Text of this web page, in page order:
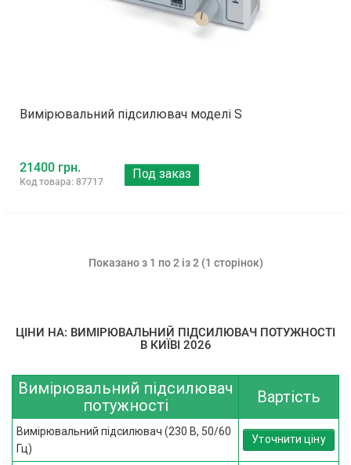
Вимірювальний підсилювач моделі S
21400 грн.
Код товара: 87717
Под заказ
Показано з 1 по 2 із 2 (1 сторінок)
ЦІНИ НА: ВИМІРЮВАЛЬНИЙ ПІДСИЛЮВАЧ ПОТУЖНОСТІ
В КИЇВІ 2026
Вимірювальний підсилювач
потужності
Вартість
Вимірювальний підсилювач (230 В, 50/60
Гц)
Уточнити ціну